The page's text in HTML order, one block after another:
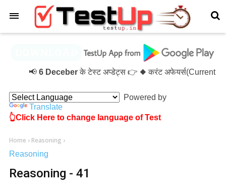
6 Deceberके टेस्ट अप्डेट्स 👉 ◆ करंट अफेयर्स(Current
Powered by
Translate
👆Click Here to change language of Test
Home › Reasoning ›
Reasoning
Reasoning - 41